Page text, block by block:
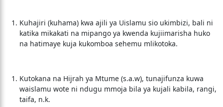
Kuhajiri (kuhama) kwa ajili ya Uislamu sio ukimbizi, bali ni
katika mikakati na mipango ya kwenda kujiimarisha huko
na hatimaye kuja kukomboa sehemu mlikotoka.
Kutokana na Hijrah ya Mtume (s.a.w), tunajifunza kuwa
waislamu wote ni ndugu mmoja bila ya kujali kabila, rangi,
taifa, n.k.